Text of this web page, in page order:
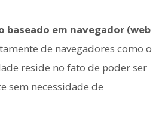
baseado em navegador (web
de navegadores como o
reside no fato de poder ser
sem necessidade de